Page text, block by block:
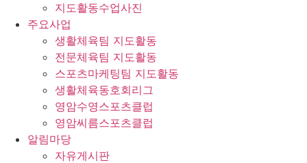
지도활동수업사진
주요사업
생활체육팀 지도활동
전문체육팀 지도활동
스포츠마케팅팀 지도활동
생활체육동호회리그
영암수영스포츠클럽
영암씨름스포츠클럽
알림마당
자유게시판